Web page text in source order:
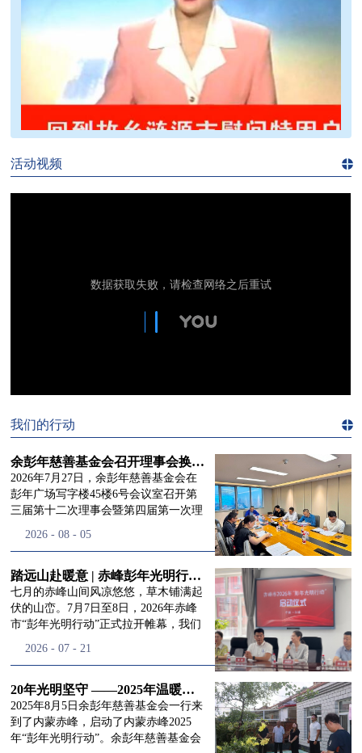
>>
活动视频
我们的行动
余彭年慈善基金会召开理事会换届会议
2026年7月27日，余彭年慈善基金会在
彭年广场写字楼45楼6号会议室召开第
三届第十二次理事会暨第四届第一次理
徐滨先生；副理事长兼秘书长彭志兵先
生、李玲辉先生、郭启兴先生及梅鑫先
生，现场列席人员:监事孙海跃先生，联
合党支部书记曾层同志。本次会议由理
事长徐滨主持，会议出席人数超过理事
换届会议严格按照基金会章程规定流程
同回顾了基金会过往任期内在助学兴
教、医疗救助、公益事业普惠等多个领
域深耕耕耘的公益历程，充分肯定了第
三届理事会全体成员多年来接续付出的
2026 - 08 - 05
踏远山赴暖意 | 赤峰彭年光明行动启程，入户回访接住乡亲眼底的光亮
七月的赤峰山间风凉悠悠，草木铺满起
伏的山峦。7月7日至8日，2026年赤峰
市“彭年光明行动”正式拉开帷幕，我们
土地，赴一场延续了二十一年的光明之
残联唐婷婷理事长到场参与本次启动活
动，由衷肯定了基金会坚持二十一年深
耕光明帮扶的坚守，也向长久奔走推进
项目的我们表达了谢意。二十一年时光
2026 - 07 - 21
20年光明坚守 ——2025年温暖启程“彭年光明行动”内蒙赤峰
2025年8月5日余彭年慈善基金会一行来
到了内蒙赤峰，启动了内蒙赤峰2025
年“彭年光明行动”。余彭年慈善基金会
们的行
动
道>>